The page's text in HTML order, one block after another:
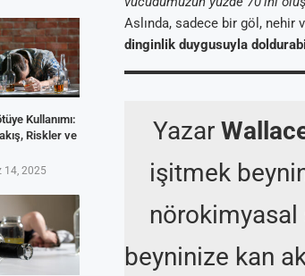
Aslında, sadece bir göl, nehir
dinginlik duygusuyla
Yazar
işitmek
nörokimyasal
beyninize kan
Kullanımı:
Riskler ve
14, 2025